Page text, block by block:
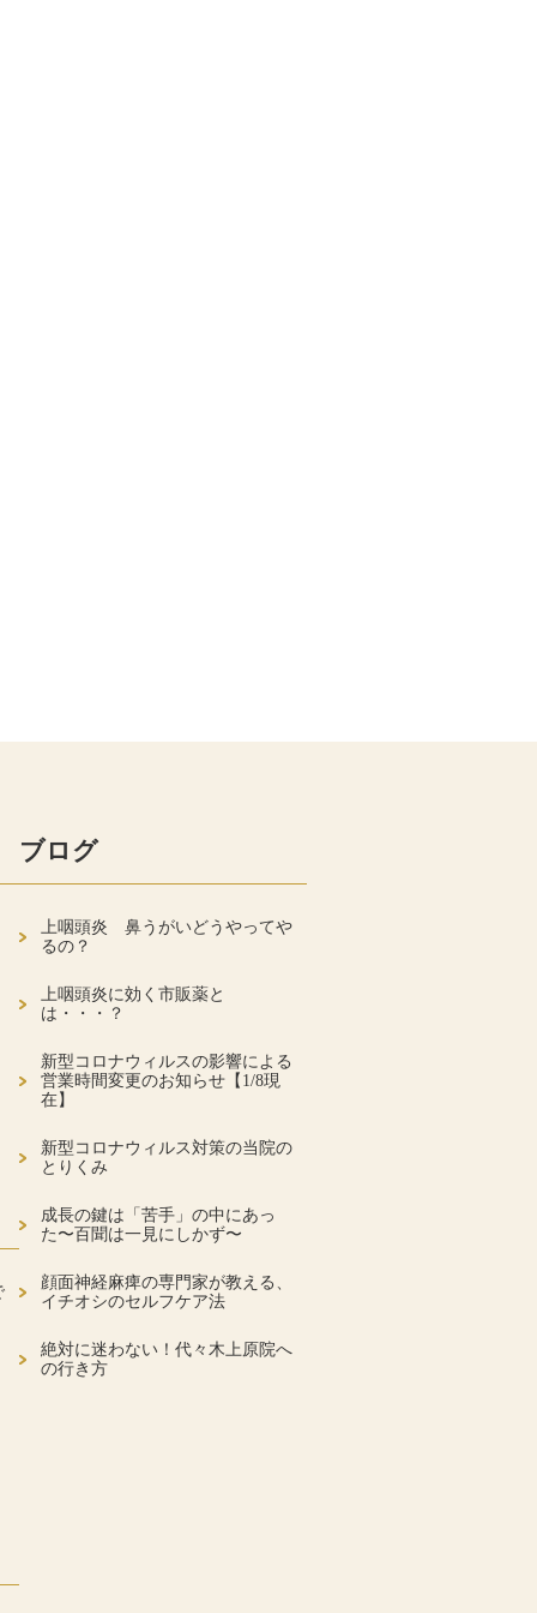
ブログ
上咽頭炎 鼻うがいどうやってや
るの？
上咽頭炎に効く市販薬と
は・・・？
新型コロナウィルスの影響による
営業時間変更のお知らせ【1/8現
在】
新型コロナウィルス対策の当院の
とりくみ
成長の鍵は「苦手」の中にあっ
た〜百聞は一見にしかず〜
顔面神経麻痺の専門家が教える、
イチオシのセルフケア法
絶対に迷わない！代々木上原院へ
の行き方